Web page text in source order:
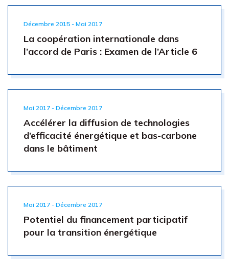
Décembre 2015 - Mai 2017
La coopération internationale dans
l’accord de Paris : Examen de l’Article 6
Mai 2017 - Décembre 2017
Accélérer la diffusion de technologies
d’efficacité énergétique et bas-carbone
dans le bâtiment
Mai 2017 - Décembre 2017
Potentiel du financement participatif
pour la transition énergétique